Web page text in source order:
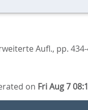
Aufl., pp.
on Fri Aug 7